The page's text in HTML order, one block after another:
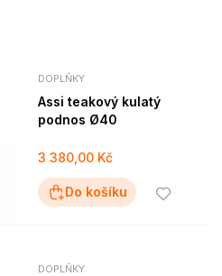
DOPLŇKY
Assi teakový kulatý
podnos Ø40
3 380,00 Kč
Do košíku
DOPLŇKY